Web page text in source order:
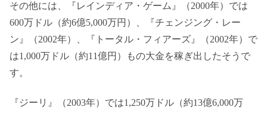
その他には、『レインディア・ゲーム』（2000年）では
600万ドル（約6億5,000万円）、『チェンジング・レー
ン』（2002年）、『トータル・フィアーズ』（2002年）で
は1,000万ドル（約11億円）もの大金を稼ぎ出したそうで
す。
『ジーリ』（2003年）では1,250万ドル（約13億6,000万